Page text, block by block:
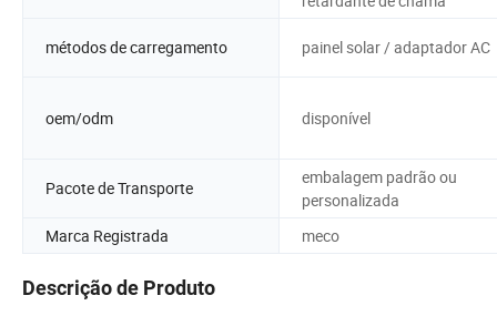
métodos de carregamento painel solar / adaptador AC
oem/odm disponível
Pacote de Transporte
embalagem padrão ou
personalizada
Marca Registrada
meco
Descrição de Produto